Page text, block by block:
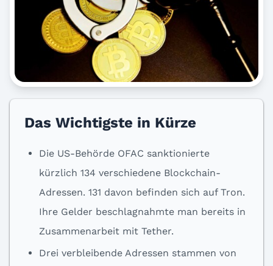
Das Wichtigste in Kürze
Die US-Behörde OFAC sanktionierte
kürzlich 134 verschiedene Blockchain-
Adressen. 131 davon befinden sich auf Tron.
Ihre Gelder beschlagnahmte man bereits in
Zusammenarbeit mit Tether.
Drei verbleibende Adressen stammen von